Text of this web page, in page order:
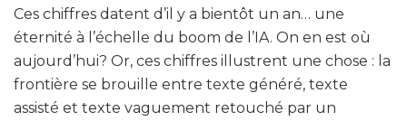
Ces chiffres datent d’il y a bientôt un an… une
éternité à l’échelle du boom de l’IA. On en est où
aujourd’hui? Or, ces chiffres illustrent une chose : la
frontière se brouille entre texte généré, texte
assisté et texte vaguement retouché par un